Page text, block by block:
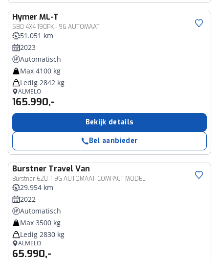
HymerML-T
580 4X4 190PK - 9G AUTOMAAT
51.051 km
2023
Automatisch
Max 4100 kg
Ledig 2842 kg
ALMELO
165.990,-
Bekijk details
Bel aanbieder
Burstner Travel Van
Bürstner 620 T 9G AUTOMAAT-COMPACT MODEL
29.954 km
2022
Automatisch
Max 3500 kg
Ledig 2830 kg
ALMELO
65.990,-